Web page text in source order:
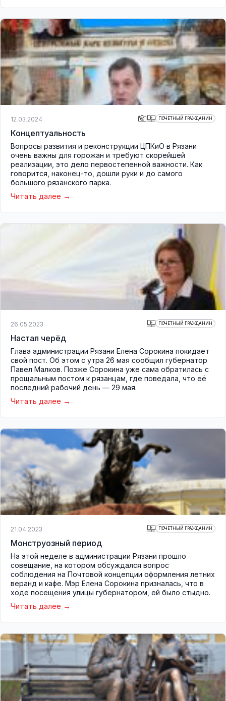
12.03.2024 ПОЧЁТНЫЙ ГРАЖДАНИН
Концептуальность
Вопросы развития и реконструкции ЦПКиО в Рязани
очень важны для горожан и требуют скорейшей
реализации, это дело первостепенной важности. Как
говорится, наконец-то, дошли руки и до самого
большого рязанского парка.
Читать далее
26.05.2023 ПОЧЁТНЫЙ ГРАЖДАНИН
Настал черёд
Глава администрации Рязани Елена Сорокина покидает
свой пост. Об этом с утра 26 мая сообщил губернатор
Павел Малков. Позже Сорокина уже сама обратилась с
прощальным постом к рязанцам, где поведала, что её
последний рабочий день — 29 мая.
Читать далее
21.04.2023 ПОЧЁТНЫЙ ГРАЖДАНИН
Монструозный период
На этой неделе в администрации Рязани прошло
совещание, на котором обсуждался вопрос
соблюдения на Почтовой концепции оформления летних
веранд и кафе. Мэр Елена Сорокина призналась, что в
ходе посещения улицы губернатором, ей было стыдно.
Читать далее